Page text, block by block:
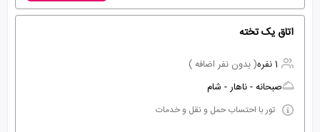
اتاق یک تخته
1 نفره
( بدون نفر اضافه )
صبحانه - ناهار - شام
تور با احتساب حمل و نقل و خدمات